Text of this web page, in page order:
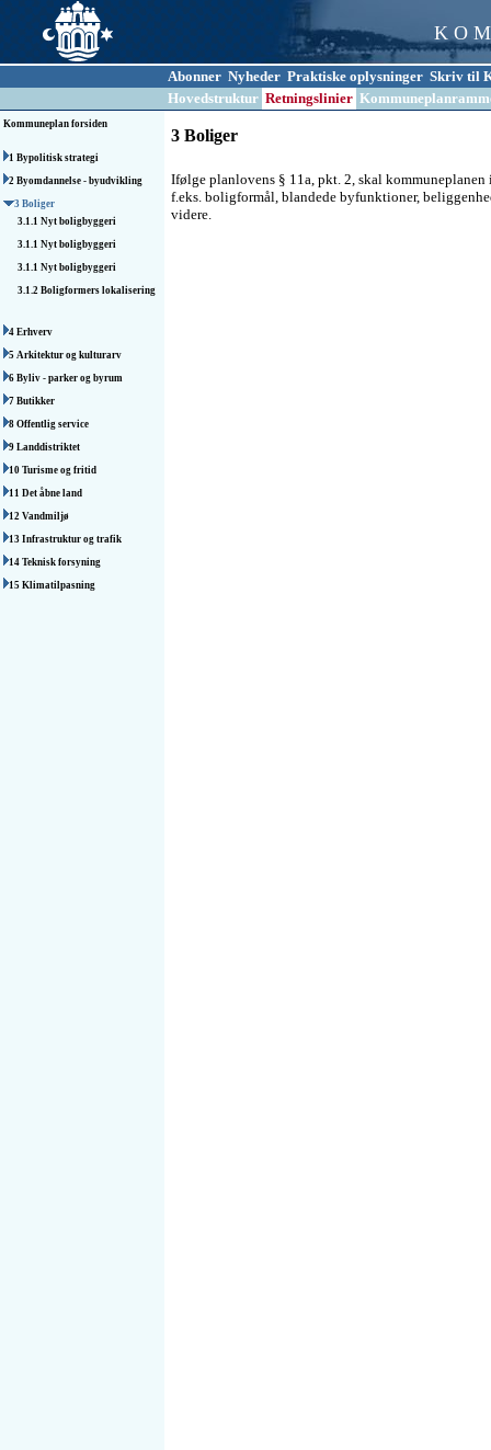
K O
Abonner Nyheder Praktiske oplysninger Skriv til
Hovedstruktur Retningslinier
Kommuneplan forsiden
1 Bypolitisk strategi
2 Byomdannelse - byudvikling
3 Boliger
3.1.1 Nyt boligbyggeri
3.1.1 Nyt boligbyggeri
3.1.1 Nyt boligbyggeri
3.1.2 Boligformers lokalisering
4 Erhverv
5 Arkitektur og kulturarv
6 Byliv - parker og byrum
7 Butikker
8 Offentlig service
9 Landdistriktet
10 Turisme og fritid
11 Det åbne land
12 Vandmiljø
13 Infrastruktur og trafik
14 Teknisk forsyning
15 Klimatilpasning
3 Boliger
Ifølge planlovens § 11a, pkt. 2, skal
f.eks. boligformål, blandede byfunktioner,
videre.